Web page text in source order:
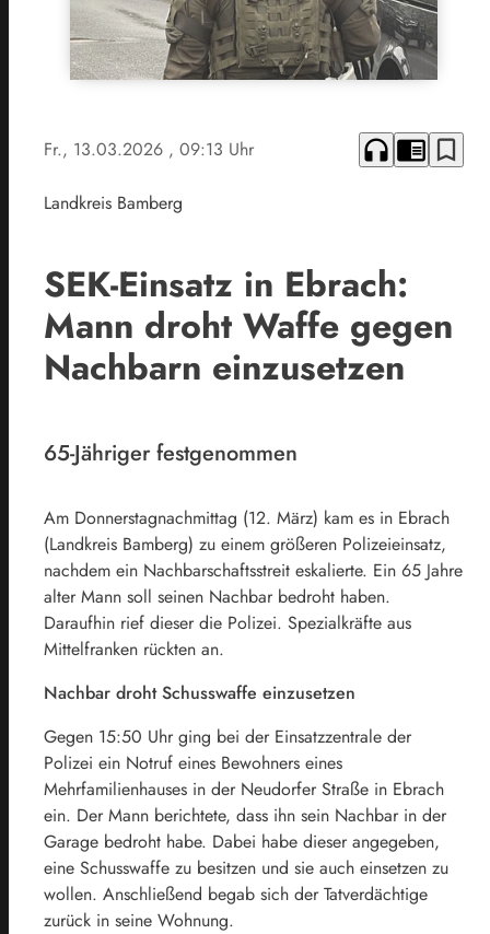
Fr., 13.03.2026 , 09:13 Uhr headphones chrome_reader_mode bookmark_border
Landkreis Bamberg
SEK-Einsatz in Ebrach:
Mann droht Waffe gegen
Nachbarn einzusetzen
65-Jähriger festgenommen
Am Donnerstagnachmittag (12. März) kam es in Ebrach
(Landkreis Bamberg) zu einem größeren Polizeieinsatz,
nachdem ein Nachbarschaftsstreit eskalierte. Ein 65 Jahre
alter Mann soll seinen Nachbar bedroht haben.
Daraufhin rief dieser die Polizei. Spezialkräfte aus
Mittelfranken rückten an.
Nachbar droht Schusswaffe einzusetzen
Gegen 15:50 Uhr ging bei der Einsatzzentrale der
Polizei ein Notruf eines Bewohners eines
Mehrfamilienhauses in der Neudorfer Straße in Ebrach
ein. Der Mann berichtete, dass ihn sein Nachbar in der
Garage bedroht habe. Dabei habe dieser angegeben,
eine Schusswaffe zu besitzen und sie auch einsetzen zu
wollen. Anschließend begab sich der Tatverdächtige
zurück in seine Wohnung.